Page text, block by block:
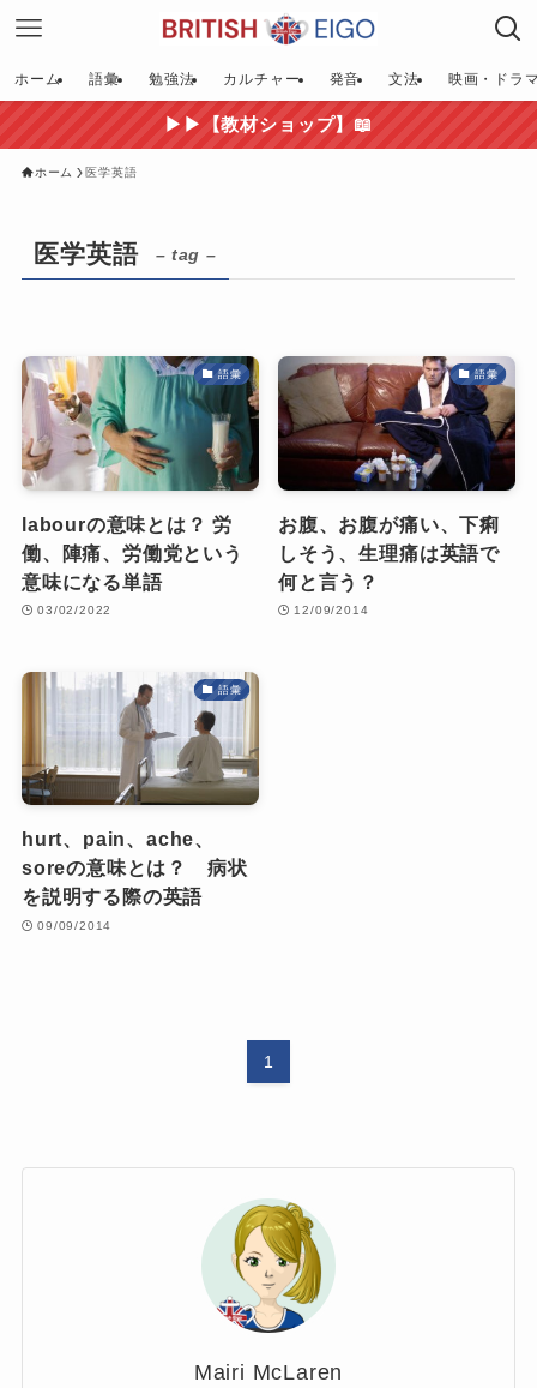
ホーム 語彙 勉強法 カルチャー 発音 文法 映画・ドラ
▶▶【教材ショップ】📖
ホーム 医学英語
医学英語 – tag –
語彙
labourの意味とは？ 労
働、陣痛、労働党という
意味になる単語
03/02/2022
語彙
お腹、お腹が痛い、下痢
しそう、生理痛は英語で
何と言う？
12/09/2014
語彙
hurt、pain、ache、
soreの意味とは？ 病状
を説明する際の英語
09/09/2014
1
Mairi McLaren